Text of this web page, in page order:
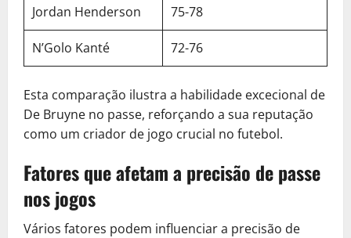
Jordan Henderson 75-78
N’Golo Kanté 72-76
Esta comparação ilustra a habilidade excecional de
De Bruyne no passe, reforçando a sua reputação
como um criador de jogo crucial no futebol.
Fatores que afetam a precisão de passe
nos jogos
Vários fatores podem influenciar a precisão de